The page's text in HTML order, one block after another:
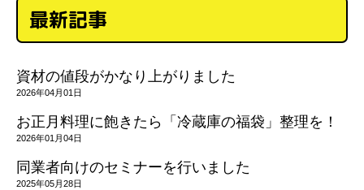
最新記事
資材の値段がかなり上がりました
2026年04月01日
お正月料理に飽きたら「冷蔵庫の福袋」整理を！
2026年01月04日
同業者向けのセミナーを行いました
2025年05月28日